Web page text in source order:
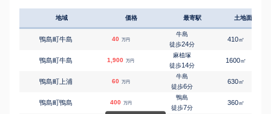
地域 価格 最寄駅 土地面積
鴨島町牛島 40 万円
牛島
徒歩24分
410㎡
鴨島町牛島 1,900 万円
麻植塚
徒歩14分
1600㎡
鴨島町上浦 60 万円
牛島
徒歩6分
630㎡
鴨島町鴨島 400 万円
鴨島
徒歩7分
360㎡